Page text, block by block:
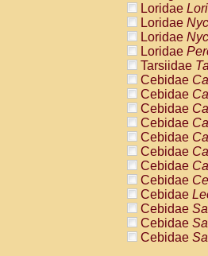
Loridae
Loridae
Loridae
Loridae
Tarsiidae
Cebidae
Cebidae
Cebidae
Cebidae
Cebidae
Cebidae
Cebidae
Cebidae
Cebidae
Cebidae
Cebidae
Cebidae